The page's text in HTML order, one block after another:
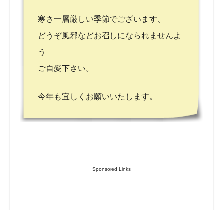
寒さ一層厳しい季節でございます、
どうぞ風邪などお召しになられませんよ
う
ご自愛下さい。
今年も宜しくお願いいたします。
Sponsored Links